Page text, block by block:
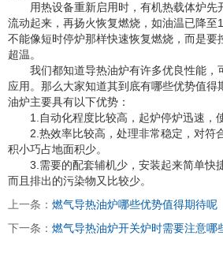
用热设备重新启用时，有机热载体炉先
流动起来，再扬火恢复燃烧，如油温已降至
不能像短时停炉那样快速恢复燃烧，而是要
超温。
我们都知道导热油炉有许多优良性能，
应用。那么大家知道其到底有哪些优势值得
油炉主要具有以下优势：
1.自动化程度比较高，起炉停炉迅速，
2.热效率比较高，处理非常稳定，对符
积小巧占地面积少。
3.需要的配套辅机少，安装起来简单快
而且排出的污染物又比较少。
上一条： 燃气导热油炉哪些优势值得期待呢
下一条： 燃气导热油炉开关炉时需要注意哪